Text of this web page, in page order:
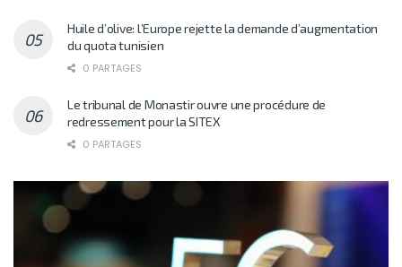
Huile d’olive: l’Europe rejette la demande d’augmentation
du quota tunisien
0 PARTAGES
Le tribunal de Monastir ouvre une procédure de
redressement pour la SITEX
0 PARTAGES